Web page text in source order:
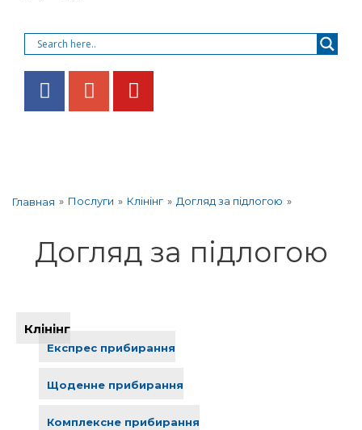
Главная » Послуги » Клінінг » Догляд за підлогою »
Клінінг
Експрес прибирання
Щоденне прибирання
Комплексне прибирання
Догляд за підлогою